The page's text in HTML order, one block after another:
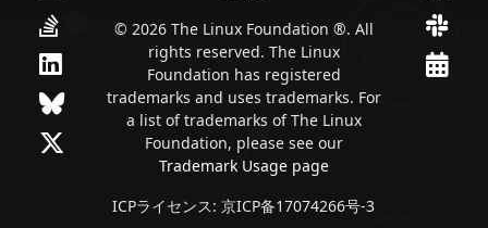
© 2026 The Linux Foundation ®. All
rights reserved. The Linux
Foundation has registered
trademarks and uses trademarks. For
a list of trademarks of The Linux
Foundation, please see our
Trademark Usage page
ICPライセンス: 京ICP备17074266号-3